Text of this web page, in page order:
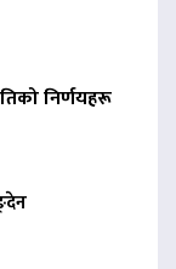
निर्णयहरू